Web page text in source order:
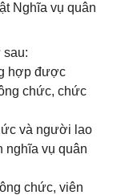
Nghĩa vụ quân
sau:
hợp được
chức, chức
và người lao
nghĩa vụ quân
chức, viên